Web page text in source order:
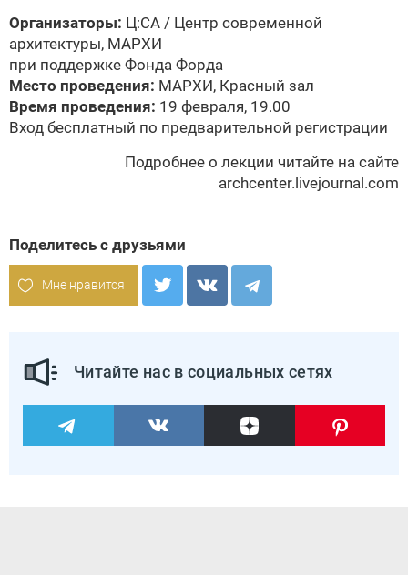
Организаторы: Ц:СА / Центр современной
архитектуры, МАРХИ
при поддержке Фонда Форда
Место проведения: МАРХИ, Красный зал
Время проведения: 19 февраля, 19.00
Вход бесплатный по предварительной регистрации
Подробнее о лекции читайте на сайте
archcenter.livejournal.com
Поделитесь с друзьями
Мне нравится
Читайте нас в социальных сетях